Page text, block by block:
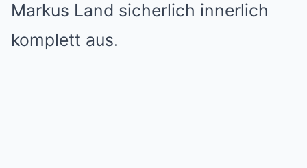
Markus Land sicherlich innerlich
komplett aus.